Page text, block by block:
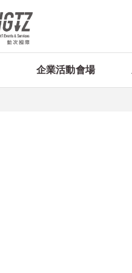
企業活動會場